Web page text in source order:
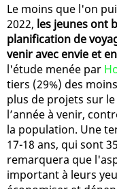
Le moins que l'on
2022, les jeunes ont
planification de
venir avec envie et
l'étude menée par
tiers (29%) des
plus de projets sur
l’année à venir,
la population. Une
17-18 ans, qui sont
remarquera que
important à leurs